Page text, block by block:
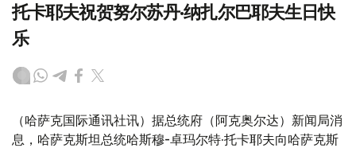
托卡耶夫祝贺努尔苏丹·纳扎尔巴耶夫生日快
乐
（哈萨克国际通讯社讯）据总统府（阿克奥尔达）新闻局消
息，哈萨克斯坦总统哈斯穆-卓玛尔特·托卡耶夫向哈萨克斯